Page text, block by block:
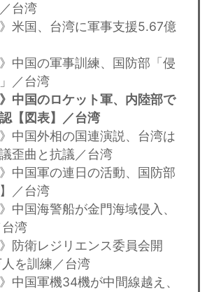
台湾
米国、台湾に軍事支援5.67億
中国の軍事訓練、国防部「侵
／台湾
》中国のロケット軍、内陸部で
【図表】／台湾
中国外相の国連演説、台湾は
歪曲と抗議／台湾
中国軍の連日の活動、国防部
／台湾
中国海警船が金門海域侵入、
湾
防衛レジリエンス委員会開
を訓練／台湾
中国軍機34機が中間線越え、